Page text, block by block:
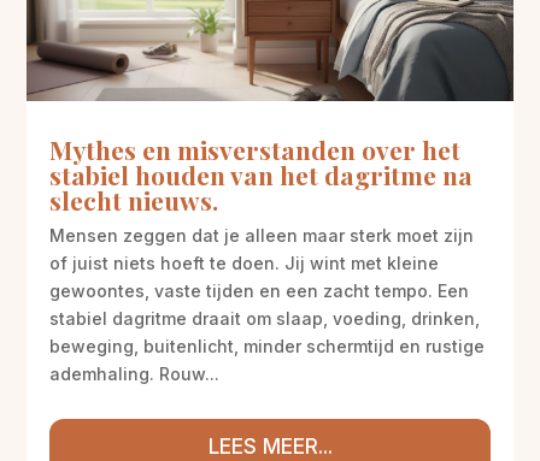
Mythes en misverstanden over het
stabiel houden van het dagritme na
slecht nieuws.
Mensen zeggen dat je alleen maar sterk moet zijn
of juist niets hoeft te doen. Jij wint met kleine
gewoontes, vaste tijden en een zacht tempo. Een
stabiel dagritme draait om slaap, voeding, drinken,
beweging, buitenlicht, minder schermtijd en rustige
ademhaling. Rouw...
LEES MEER...